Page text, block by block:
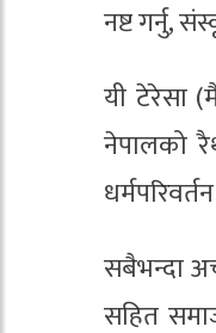
नष्ट गर्नु,
यी टेरेसा
नेपालको
सबैभन्दा
सहित